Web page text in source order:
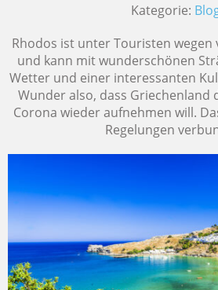
Kategorie:
Rhodos ist unter Touristen wegen
und kann mit wunderschönen
Wetter und einer interessanten
Wunder also, dass Griechenland
Corona wieder aufnehmen will.
Regelungen